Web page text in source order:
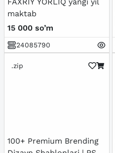
FAXRIY YORLIQ yangi yil
maktab
15 000 so’m
24085790
.zip
100+ Premium Brending